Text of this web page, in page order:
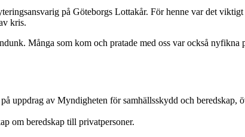
på Göteborgs Lottakår. För henne var det viktigt
kris.
Många som kom och pratade med oss var också
uppdrag av Myndigheten för samhällsskydd och beredskap,
om beredskap till privatpersoner.